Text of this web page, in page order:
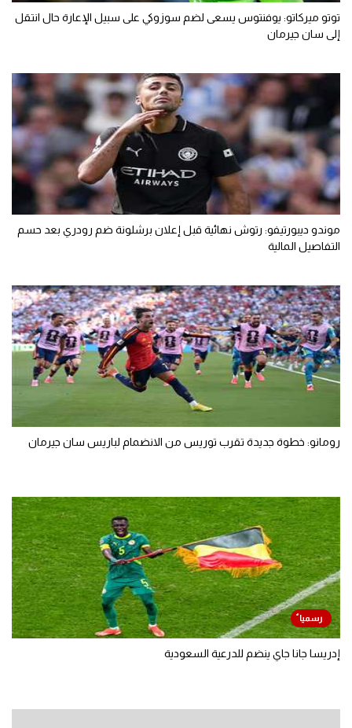
توتو ميركاتو: يوفنتوس يسعى لضم سوزوكي على سبيل الإعارة حال انتقل
إلى سان جيرمان
موندو ديبورتيفو: رتوش نهائية قبل إعلان برشلونة ضم رودري بعد حسم
التفاصيل المالية
رومانو: خطوة جديدة تقرب توريس من الانضمام لباريس سان جيرمان
إدريسا جانا جاي ينضم للدرعية السعودية